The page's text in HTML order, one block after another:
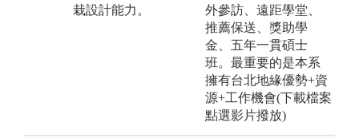
栽設計能力。
外參訪、遠距學堂、
推薦保送、獎助學
金、五年一貫碩士
班。最重要的是本系
擁有台北地緣優勢+資
源+工作機會(下載檔案
點選影片撥放)